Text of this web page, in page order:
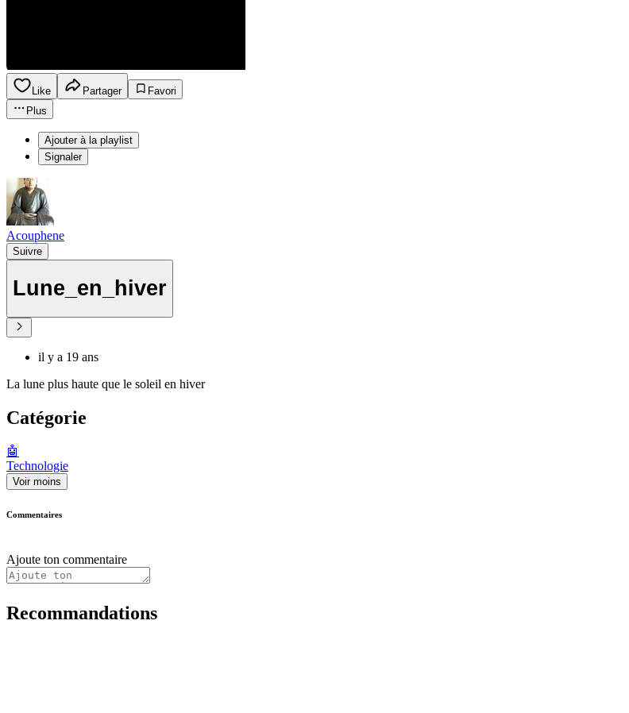
Like Partager
Favori
Plus
Ajouter à la playlist
Signaler
Acouphene
Suivre
Lune_en_hiver
il y a 19 ans
La lune plus haute que le soleil en hiver
Catégorie
🤖
Technologie
Voir moins
Commentaires
Ajoute ton commentaire
Recommandations